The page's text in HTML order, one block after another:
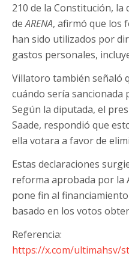
210 de la Constitución,
deARENA, afirmó que los
han sido utilizados por
gastos personales,
Villatoro también señaló
cuándo sería sancionada
Según la diputada, el
Saade, respondió que
ella votara a favor de
Estas declaraciones
reforma aprobada por la
pone fin al
basado en los votos
Referencia:
https://x.com/ultimahsv/